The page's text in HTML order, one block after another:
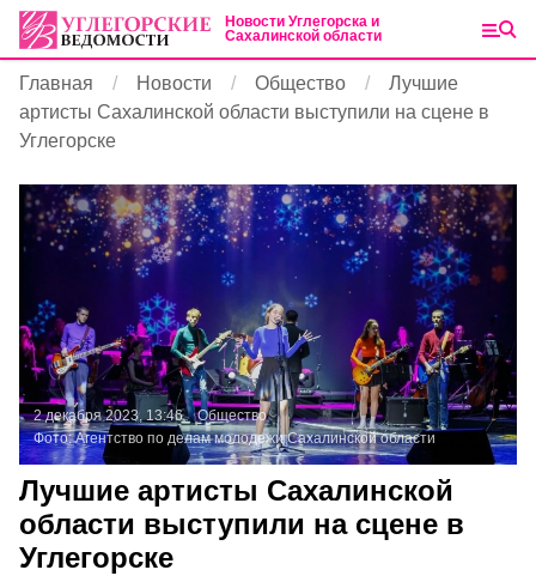
Новости Углегорска и
Сахалинской области
Главная Новости Общество
Лучшие
артисты Сахалинской области выступили на сцене в
Углегорске
2 декабря 2023, 13:46
Общество
Фото:Агентство по делам молодежи Сахалинской области
Лучшие артисты Сахалинской
области выступили на сцене в
Углегорске